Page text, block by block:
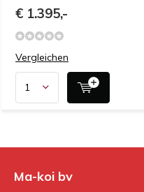
€ 1.395,-
Vergleichen
Ma-koi bv